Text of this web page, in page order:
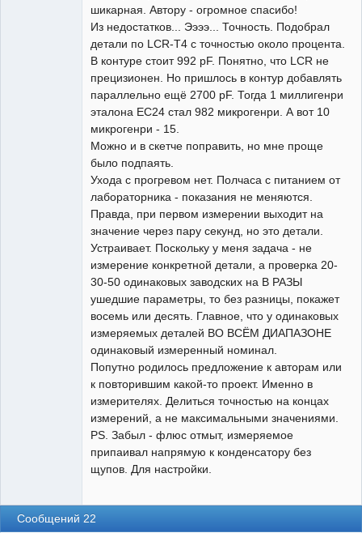
шикарная. Автору - огромное спасибо!
Из недостатков... Ээээ... Точность. Подобрал
детали по LCR-T4 с точностью около процента.
В контуре стоит 992 pF. Понятно, что LCR не
прецизионен. Но пришлось в контур добавлять
параллельно ещё 2700 pF. Тогда 1 миллигенри
эталона EC24 стал 982 микрогенри. А вот 10
микрогенри - 15.
Можно и в скетче поправить, но мне проще
было подпаять.
Ухода с прогревом нет. Полчаса с питанием от
лабораторника - показания не меняются.
Правда, при первом измерении выходит на
значение через пару секунд, но это детали.
Устраивает. Поскольку у меня задача - не
измерение конкретной детали, а проверка 20-
30-50 одинаковых заводских на В РАЗЫ
ушедшие параметры, то без разницы, покажет
восемь или десять. Главное, что у одинаковых
измеряемых деталей ВО ВСЁМ ДИАПАЗОНЕ
одинаковый измеренный номинал.
Попутно родилось предложение к авторам или
к повторившим какой-то проект. Именно в
измерителях. Делиться точностью на концах
измерений, а не максимальными значениями.
PS. Забыл - флюс отмыт, измеряемое
припаивал напрямую к конденсатору без
щупов. Для настройки.
Сообщений 22